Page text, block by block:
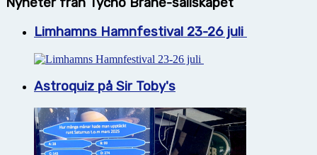
Limhamns Hamnfestival 23-26 juli
Astroquiz på Sir Toby's